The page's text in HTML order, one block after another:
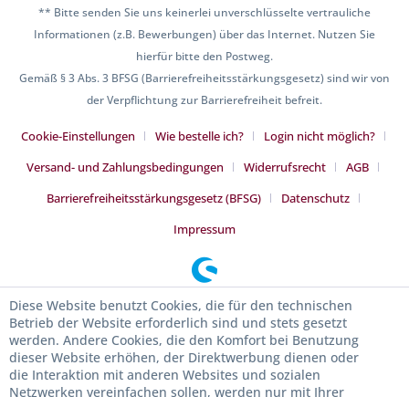
** Bitte senden Sie uns keinerlei unverschlüsselte vertrauliche
Informationen (z.B. Bewerbungen) über das Internet. Nutzen Sie
hierfür bitte den Postweg.
Gemäß § 3 Abs. 3 BFSG (Barrierefreiheitsstärkungsgesetz) sind wir von
der Verpflichtung zur Barrierefreiheit befreit.
Cookie-Einstellungen Wie bestelle ich?
Login nicht möglich?
Versand- und Zahlungsbedingungen
Widerrufsrecht
AGB
Barrierefreiheitsstärkungsgesetz (BFSG)
Datenschutz
Impressum
Diese Website benutzt Cookies, die für den technischen
Betrieb der Website erforderlich sind und stets gesetzt
werden. Andere Cookies, die den Komfort bei Benutzung
dieser Website erhöhen, der Direktwerbung dienen oder
die Interaktion mit anderen Websites und sozialen
Netzwerken vereinfachen sollen, werden nur mit Ihrer